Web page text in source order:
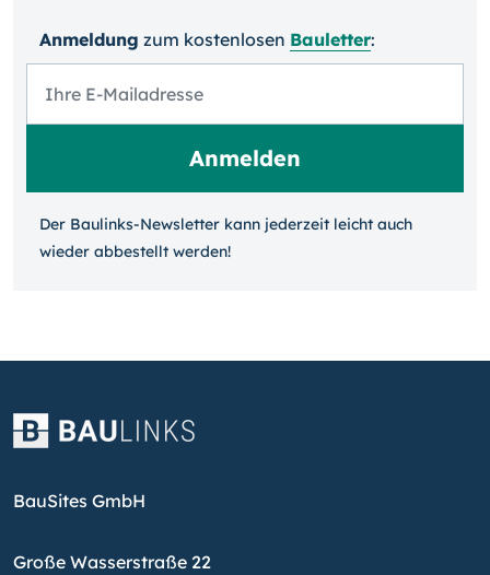
Anmeldung zum kosten­losen Bauletter:
Der Baulinks-Newsletter kann jeder­zeit leicht auch
wieder ab­bestellt werden!
BauSites GmbH
Große Wasserstraße 22